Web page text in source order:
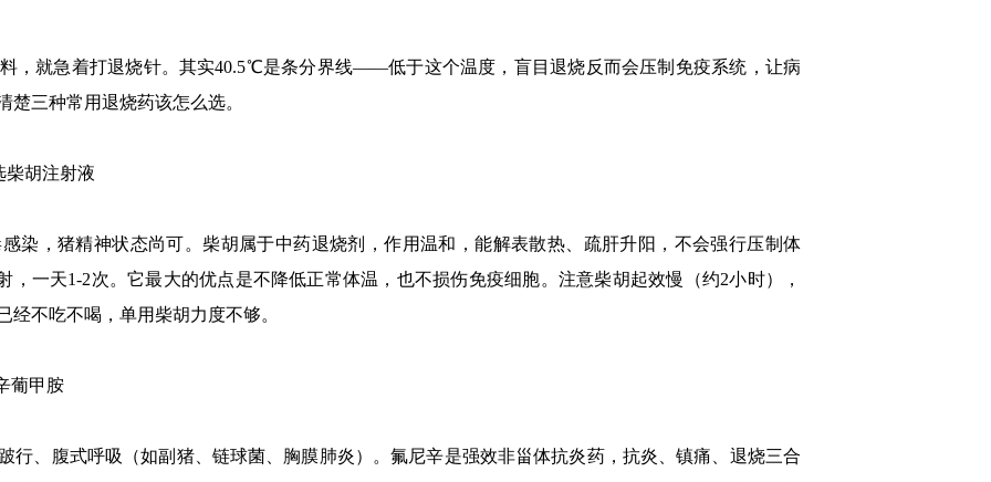
，就急着打退烧针。其实40.5℃是条分界线——低于这个温度，盲目退烧反而会压制免疫系统，让病
三种常用退烧药该怎么选。
胡注射液
，猪精神状态尚可。柴胡属于中药退烧剂，作用温和，能解表散热、疏肝升阳，不会强行压制体
，一天1-2次。它最大的优点是不降低正常体温，也不损伤免疫细胞。注意柴胡起效慢（约2小时），
不吃不喝，单用柴胡力度不够。
甲胺
腹式呼吸（如副猪、链球菌、胸膜肺炎）。氟尼辛是强效非甾体抗炎药，抗炎、镇痛、退烧三合